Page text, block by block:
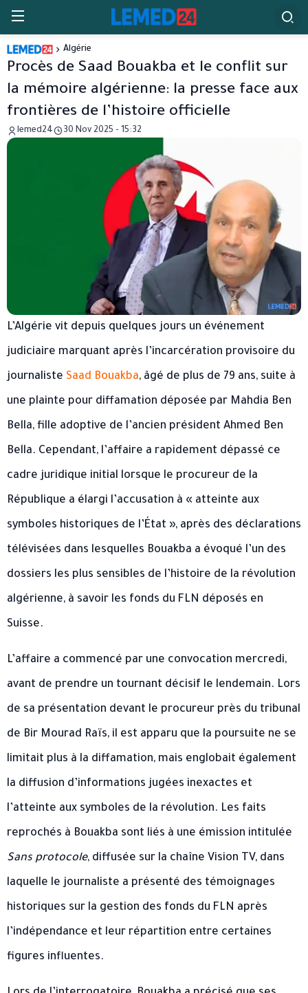
Algérie
Procès de Saad Bouakba et le conflit sur
la mémoire algérienne: la presse face aux
frontières de l’histoire officielle
lemed24 30 Nov 2025 - 15:32
L’Algérie vit depuis quelques jours un événement
judiciaire marquant après l’incarcération provisoire du
journaliste Saad Bouakba, âgé de plus de 79 ans, suite à
une plainte pour diffamation déposée par Mahdia Ben
Bella, fille adoptive de l’ancien président Ahmed Ben
Bella. Cependant, l’affaire a rapidement dépassé ce
cadre juridique initial lorsque le procureur de la
République a élargi l’accusation à « atteinte aux
symboles historiques de l’État », après des déclarations
télévisées dans lesquelles Bouakba a évoqué l’un des
dossiers les plus sensibles de l’histoire de la révolution
algérienne, à savoir les fonds du FLN déposés en
Suisse.
L’affaire a commencé par une convocation mercredi,
avant de prendre un tournant décisif le lendemain. Lors
de sa présentation devant le procureur près du tribunal
de Bir Mourad Raïs, il est apparu que la poursuite ne se
limitait plus à la diffamation, mais englobait également
la diffusion d’informations jugées inexactes et
l’atteinte aux symboles de la révolution. Les faits
reprochés à Bouakba sont liés à une émission intitulée
Sans protocole, diffusée sur la chaîne Vision TV, dans
laquelle le journaliste a présenté des témoignages
historiques sur la gestion des fonds du FLN après
l’indépendance et leur répartition entre certaines
figures influentes.